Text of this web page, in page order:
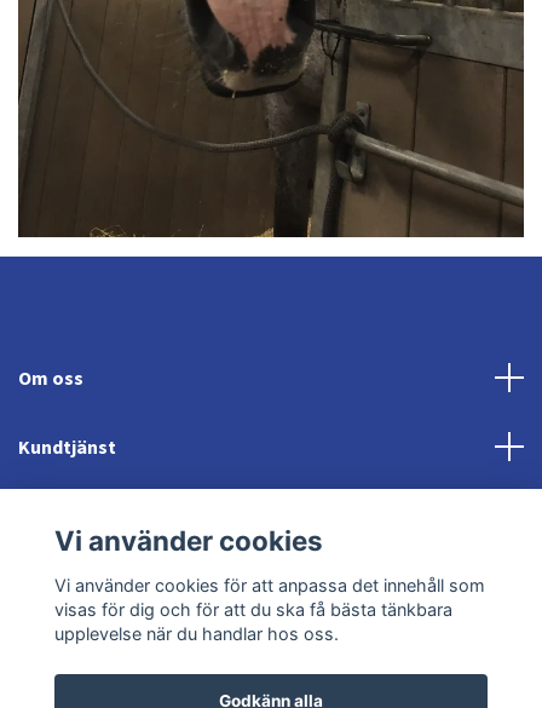
Om oss
Kundtjänst
Sociala medier
Vi använder cookies
Vi använder cookies för att anpassa det innehåll som
visas för dig och för att du ska få bästa tänkbara
upplevelse när du handlar hos oss.
Godkänn alla